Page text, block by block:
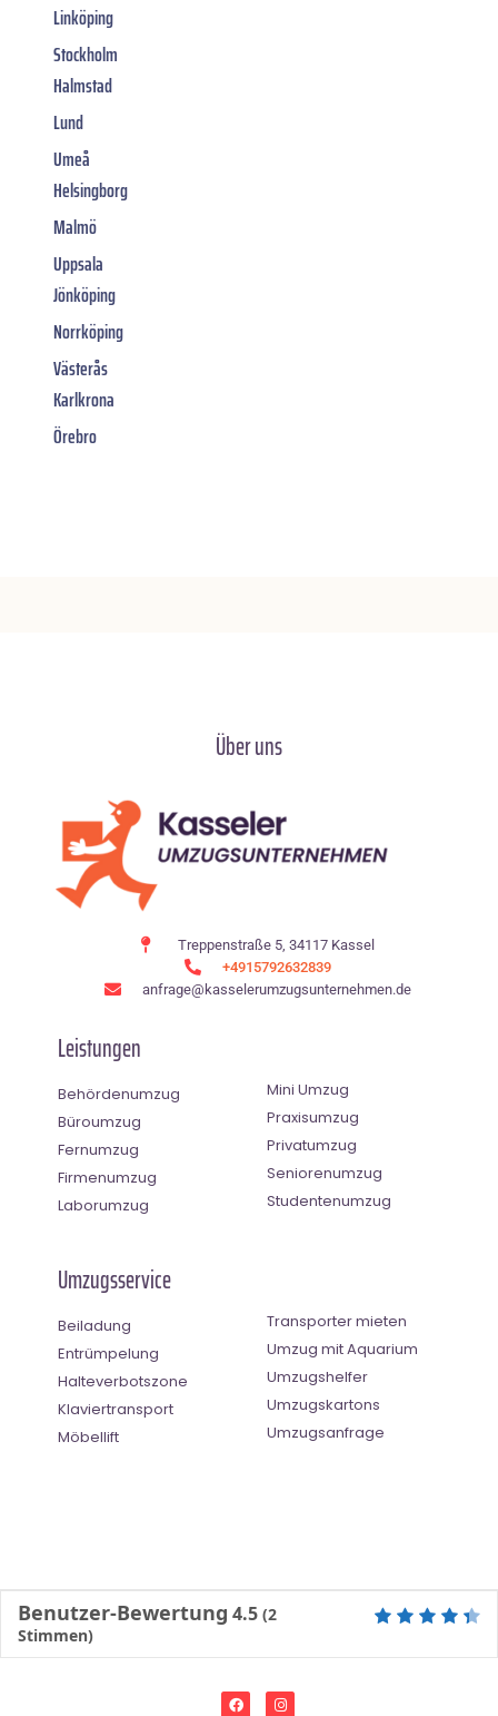
Linköping
Stockholm
Halmstad
Lund
Umeå
Helsingborg
Malmö
Uppsala
Jönköping
Norrköping
Västerås
Karlkrona
Örebro
Über uns
Treppenstraße 5, 34117 Kassel
+4915792632839
anfrage@kasselerumzugsunternehmen.de
Leistungen
Behördenumzug
Büroumzug
Fernumzug
Firmenumzug
Laborumzug
Mini Umzug
Praxisumzug
Privatumzug
Seniorenumzug
Studentenumzug
Umzugsservice
Beiladung
Entrümpelung
Halteverbotszone
Klaviertransport
Möbellift
Transporter mieten
Umzug mit Aquarium
Umzugshelfer
Umzugskartons
Umzugsanfrage
Benutzer-Bewertung 4.5 (2
Stimmen)